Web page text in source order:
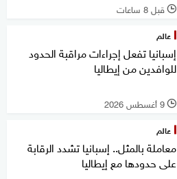
l قبل 8 ساعات
عالم
إسبانيا تفعل إجراءات مراقبة الحدود
للوافدين من إيطاليا
l 9 أغسطس 2026
عالم
معاملة بالمثل.. إسبانيا تشدد الرقابة
على حدودها مع إيطاليا